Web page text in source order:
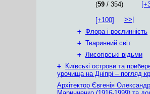
(59 / 354)
[+100]
>>|
+ Флора і рослинність
+ Тваринний світ
+ Лисогірські відьми
+
Київські острови та
урочища на Дніпрі – погляд
Архітектор Євгенія